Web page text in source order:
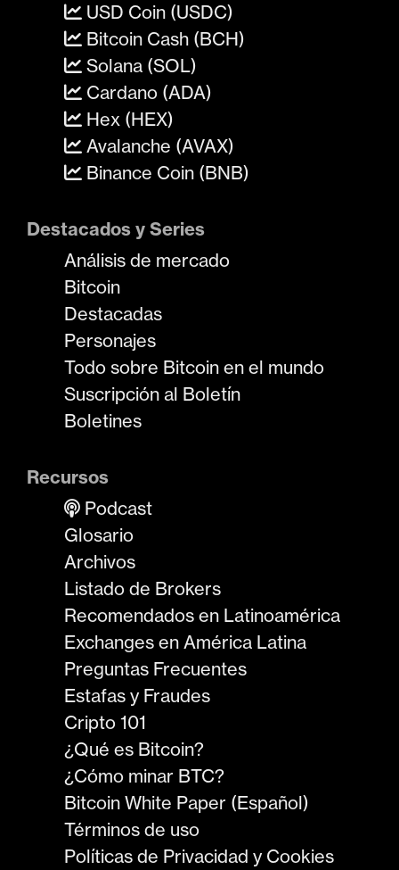
USD Coin (USDC)
Bitcoin Cash (BCH)
Solana (SOL)
Cardano (ADA)
Hex (HEX)
Avalanche (AVAX)
Binance Coin (BNB)
Destacados y Series
Análisis de mercado
Bitcoin
Destacadas
Personajes
Todo sobre Bitcoin en el mundo
Suscripción al Boletín
Boletines
Recursos
Podcast
Glosario
Archivos
Listado de Brokers
Recomendados en Latinoamérica
Exchanges en América Latina
Preguntas Frecuentes
Estafas y Fraudes
Cripto 101
¿Qué es Bitcoin?
¿Cómo minar BTC?
Bitcoin White Paper (Español)
Términos de uso
Políticas de Privacidad y Cookies